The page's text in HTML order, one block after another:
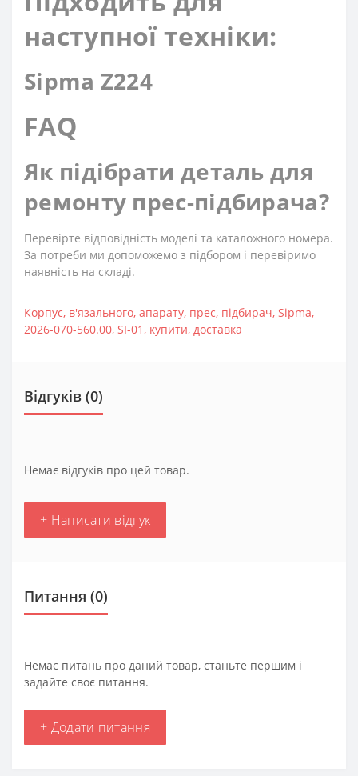
наступної техніки:
Sipma Z224
FAQ
Як підібрати деталь для
ремонту прес-підбирача?
Перевірте відповідність моделі та каталожного номера.
За потреби ми допоможемо з підбором і перевіримо
наявність на складі.
Корпус, в'язального, апарату, прес, підбирач, Sipma,
2026-070-560.00, SI-01, купити, доставка
Відгуків (0)
Немає відгуків про цей товар.
+ Написати відгук
Питання (0)
Немає питань про даний товар, станьте першим і
задайте своє питання.
+ Додати питання